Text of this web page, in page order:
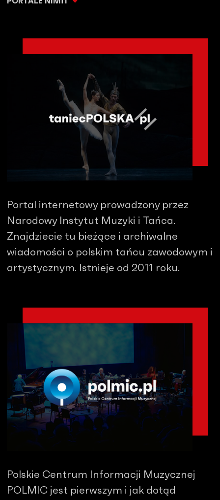
Portal internetowy prowadzony przez
Narodowy Instytut Muzyki i Tańca.
Znajdziecie tu bieżące i archiwalne
wiadomości o polskim tańcu zawodowym i
artystycznym. Istnieje od 2011 roku.
Polskie Centrum Informacji Muzycznej
POLMIC jest pierwszym i jak dotąd